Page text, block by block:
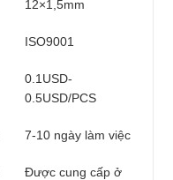
12×1,5mm
ISO9001
0.1USD-
0.5USD/PCS
7-10 ngày làm việc
Được cung cấp ở